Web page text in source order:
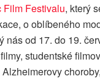
Film Festivalu, který
o oblíbeného
nás od 17. do 19.
studentské